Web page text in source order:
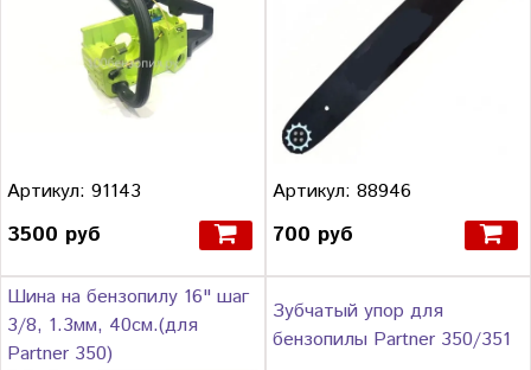
Артикул: 91143
3500 руб
Артикул: 88946
700 руб
Шина на бензопилу 16" шаг
3/8, 1.3мм, 40см.(для
Partner 350)
Зубчатый упор для
бензопилы Partner 350/351